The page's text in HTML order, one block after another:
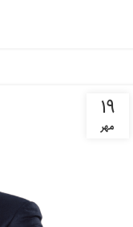
۱۹
مهر